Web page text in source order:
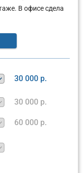
В офисе сдела
30 000 р.
30 000 р.
60 000 р.